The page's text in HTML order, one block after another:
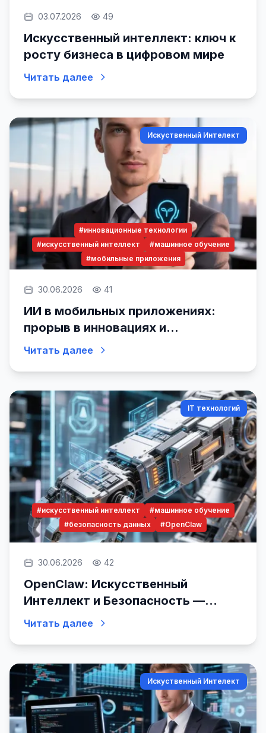
03.07.2026 49
Искусственный интеллект: ключ к
росту бизнеса в цифровом мире
Читать далее
Искуственный Интелект
#инновационные технологии
#искусственный интеллект
#машинное обучение
#мобильные приложения
30.06.2026 41
ИИ в мобильных приложениях:
прорыв в инновациях и
конкуренции
Читать далее
IT технологий
#искусственный интеллект
#машинное обучение
#безопасность данных
#OpenClaw
30.06.2026 42
OpenClaw: Искусственный
Интеллект и Безопасность —
Новый Уровень Возможностей
Читать далее
Искуственный Интелект